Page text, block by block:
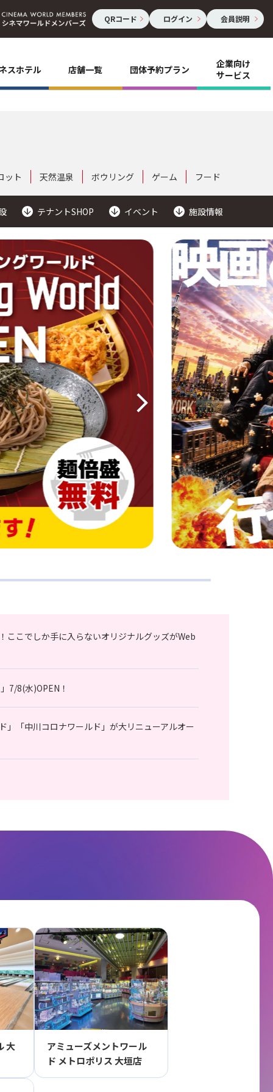
QRコード ログイン 会員説明
スホテル 店舗一覧 団体予約プラン
企業向け
サービス
ット 天然温泉 ボウリング ゲーム フード
テナントSHOP イベント 施設情報
ここでしか手に入らないオリジナルグッズがWeb
7/8(水)OPEN！
」「中川コロナワールド」が大リニューアルオー
大
アミューズメントワール
ド メトロポリス 大垣店